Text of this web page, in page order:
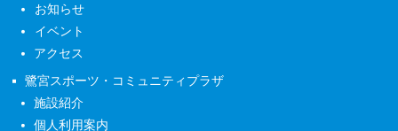
お知らせ
イベント
アクセス
鷺宮スポーツ・コミュニティプラザ
施設紹介
個人利用案内